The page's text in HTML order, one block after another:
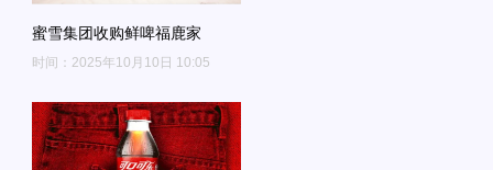
蜜雪集团收购鲜啤福鹿家
时间：2025年10月10日 10:05